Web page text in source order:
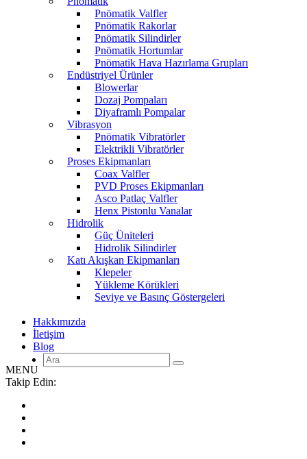
Pnömatik Valfler
Pnömatik Rakorlar
Pnömatik Silindirler
Pnömatik Hortumlar
Pnömatik Hava Hazırlama Grupları
Endüstriyel Ürünler
Blowerlar
Dozaj Pompaları
Diyaframlı Pompalar
Vibrasyon
Pnömatik Vibratörler
Elektrikli Vibratörler
Proses Ekipmanları
Coax Valfler
PVD Proses Ekipmanları
Asco Patlaç Valfler
Henx Pistonlu Vanalar
Hidrolik
Güç Üniteleri
Hidrolik Silindirler
Katı Akışkan Ekipmanları
Klepeler
Yükleme Körükleri
Seviye ve Basınç Göstergeleri
Hakkımızda
İletişim
Blog
MENU
Takip Edin: